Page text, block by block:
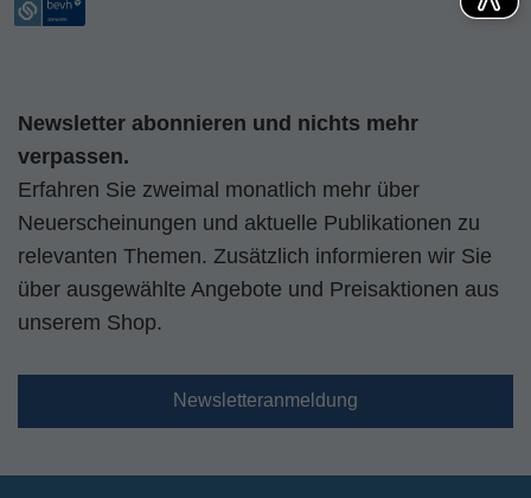
Newsletter abonnieren und nichts mehr
verpassen.
Erfahren Sie zweimal monatlich mehr über
Neuerscheinungen und aktuelle Publikationen zu
relevanten Themen. Zusätzlich informieren wir Sie
über ausgewählte Angebote und Preisaktionen aus
unserem Shop.
Newsletteranmeldung